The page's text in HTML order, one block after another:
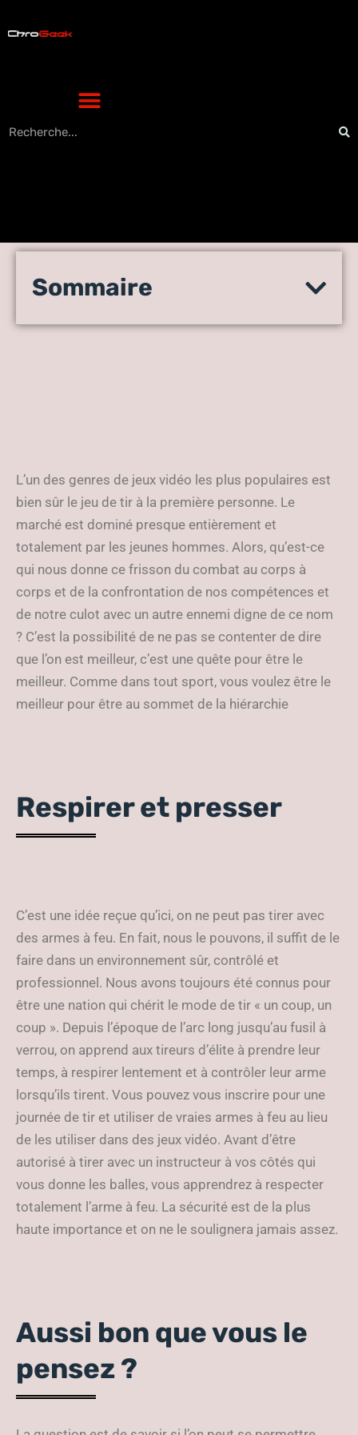
Assez des jeux de tir
passer à la réalité
Sommaire
L’un des genres de jeux vidéo les plus populaires est
bien sûr le jeu de tir à la première personne. Le
marché est dominé presque entièrement et
totalement par les jeunes hommes. Alors, qu’est-ce
qui nous donne ce frisson du combat au corps à
corps et de la confrontation de nos compétences et
de notre culot avec un autre ennemi digne de ce nom
? C’est la possibilité de ne pas se contenter de dire
que l’on est meilleur, c’est une quête pour être le
meilleur. Comme dans tout sport, vous voulez être le
meilleur pour être au sommet de la hiérarchie
Respirer et presser
C’est une idée reçue qu’ici, on ne peut pas tirer avec
des armes à feu. En fait, nous le pouvons, il suffit de le
faire dans un environnement sûr, contrôlé et
professionnel. Nous avons toujours été connus pour
être une nation qui chérit le mode de tir « un coup, un
coup ». Depuis l’époque de l’arc long jusqu’au fusil à
verrou, on apprend aux tireurs d’élite à prendre leur
temps, à respirer lentement et à contrôler leur arme
lorsqu’ils tirent. Vous pouvez vous inscrire pour une
journée de tir et utiliser de vraies armes à feu au lieu
de les utiliser dans des jeux vidéo. Avant d’être
autorisé à tirer avec un instructeur à vos côtés qui
vous donne les balles, vous apprendrez à respecter
totalement l’arme à feu. La sécurité est de la plus
haute importance et on ne le soulignera jamais assez.
Aussi bon que vous le
pensez ?